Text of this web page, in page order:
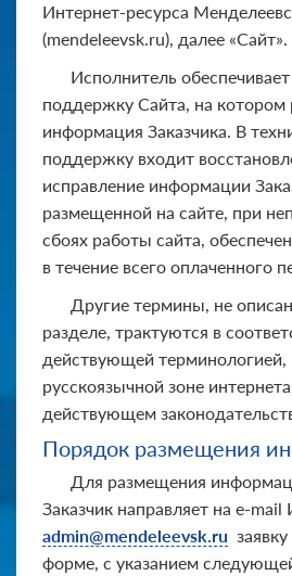
Интернет-ресурса
(mendeleevsk.ru), далее «Сайт».
Исполнитель
поддержку Сайта, на котором
информация Заказчика. В
поддержку входит
исправление информации
размещенной на сайте, при
сбоях работы сайта,
в течение всего оплаченного
Другие термины, не
разделе, трактуются в
действующей терминологией,
русскоязычной зоне
действующем
Порядок размещения
Для размещения
Заказчик направляет на e-mail
admin@mendeleevsk.ru
форме, с указанием